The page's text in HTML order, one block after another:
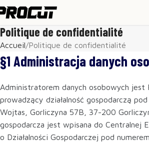
Politique de confidentialité
Accueil Politique de confidentialité
§1 Administracja danych
Administratorem danych osobowych jest
prowadzący działalność gospodarczą
Wojtas, Gorliczyna 57B, 37-200
gospodarcza jest wpisana do Centralnej
o Działalności Gospodarczej pod